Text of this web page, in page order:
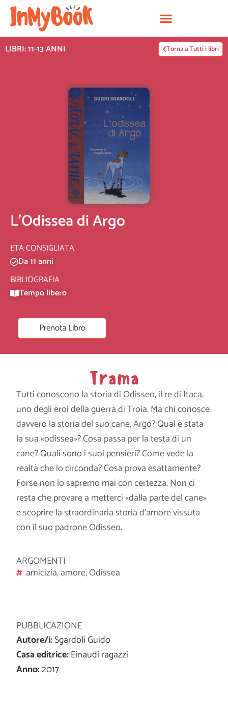
Vai
contenuto
LIBRI: 11-13 ANNI Torna a Tutti i libri
L’Odissea di Argo
ETÀ CONSIGLIATA
Da 11 anni
BIBLIOGRAFIA
Tempo libero
Prenota Libro
PUBBLICAZIONE
Autore/i:Sgardoli Guido
Casa editrice:Einaudi ragazzi
Anno:2017
Trama
Tutti conoscono la storia di Odisseo, il re di Itaca,
uno degli eroi della guerra di Troia. Ma chi conosce
davvero la storia del suo cane, Argo? Qual è stata
la sua «odissea»? Cosa passa per la testa di un
cane? Quali sono i suoi pensieri? Come vede la
realtà che lo circonda? Cosa prova esattamente?
Forse non lo sapremo mai con certezza. Non ci
resta che provare a metterci «dalla parte del cane»
e scoprire la straordinaria storia d’amore vissuta
con il suo padroneOdisseo.
ARGOMENTI
amicizia,amore,Odissea